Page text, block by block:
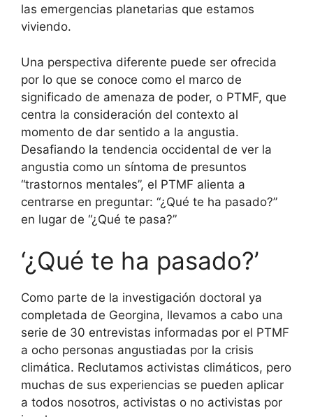
las emergencias planetarias que estamos
viviendo.
Una perspectiva diferente puede ser ofrecida
por lo que se conoce como el marco de
significado de amenaza de poder, o PTMF, que
centra la consideración del contexto al
momento de dar sentido a la angustia.
Desafiando la tendencia occidental de ver la
angustia como un síntoma de presuntos
“trastornos mentales”, el PTMF alienta a
centrarse en preguntar: “¿Qué te ha pasado?”
en lugar de “¿Qué te pasa?”
‘¿Qué te ha pasado?’
Como parte de la investigación doctoral ya
completada de Georgina, llevamos a cabo una
serie de 30 entrevistas informadas por el PTMF
a ocho personas angustiadas por la crisis
climática. Reclutamos activistas climáticos, pero
muchas de sus experiencias se pueden aplicar
a todos nosotros, activistas o no activistas por